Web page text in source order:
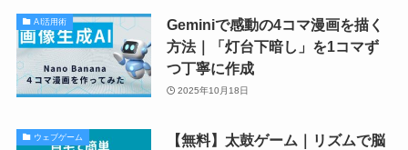
AI活用術
Geminiで感動の4コマ漫画を描く
方法｜「灯台下暗し」を1コマず
つ丁寧に作成
2025年10月18日
ウェブゲーム
【無料】太鼓ゲーム｜リズムで脳